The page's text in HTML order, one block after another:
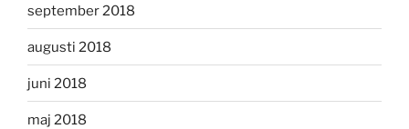
september 2018
augusti 2018
juni 2018
maj 2018